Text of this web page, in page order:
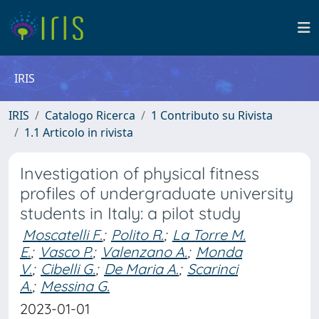
IRIS
IRIS Catalogo Ricerca
1 Contributo su Rivista
1.1 Articolo in rivista
Investigation of physical fitness
profiles of undergraduate university
students in Italy: a pilot study
Moscatelli F.; Polito R.; La Torre M.
E.; Vasco P.; Valenzano A.; Monda
V.; Cibelli G.; De Maria A.; Scarinci
A.; Messina G.
2023-01-01